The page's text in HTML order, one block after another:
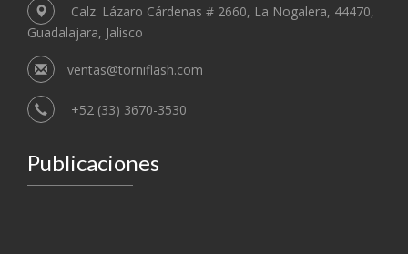
Calz. Lázaro Cárdenas # 2660, La Nogalera, 44470,
Guadalajara, Jalisco
ventas@torniflash.com
+52 (33) 3670-3530
Publicaciones